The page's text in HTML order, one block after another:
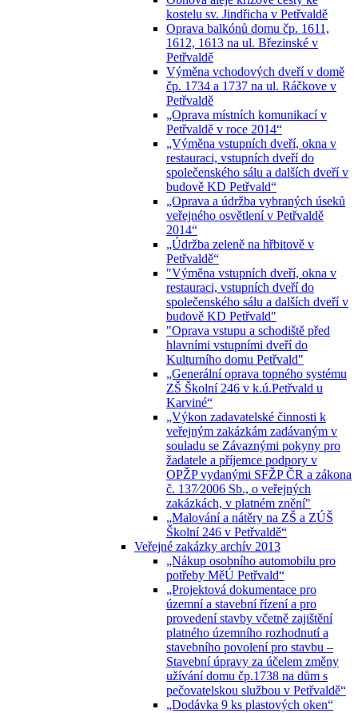
kostelu sv. Jindřicha v Petřvaldě
Oprava balkónů domu čp. 1611,
1612, 1613 na ul. Březinské v
Petřvaldě
Výměna vchodových dveří v domě
čp. 1734 a 1737 na ul. Ráčkove v
Petřvaldě
„Oprava místních komunikací v
Petřvaldě v roce 2014“
„Výměna vstupních dveří, okna v
restauraci, vstupních dveří do
společenského sálu a dalších dveří v
budově KD Petřvald“
„Oprava a údržba vybraných úseků
veřejného osvětlení v Petřvaldě
2014“
„Údržba zeleně na hřbitově v
Petřvaldě“
"Výměna vstupních dveří, okna v
restauraci, vstupních dveří do
společenského sálu a dalších dveří v
budově KD Petřvald"
"Oprava vstupu a schodiště před
hlavními vstupními dveří do
Kulturního domu Petřvald"
„Generální oprava topného systému
ZŠ Školní 246 v k.ú.Petřvald u
Karviné“
„Výkon zadavatelské činnosti k
veřejným zakázkám zadávaným v
souladu se Závaznými pokyny pro
žadatele a příjemce podpory v
OPŽP vydanými SFŽP ČR a zákona
č. 137⁄2006 Sb., o veřejných
zakázkách, v platném znění"
„Malování a nátěry na ZŠ a ZÚŠ
Školní 246 v Petřvaldě“
Veřejné zakázky archív 2013
„Nákup osobního automobilu pro
potřeby MěÚ Petřvald“
„Projektová dokumentace pro
územní a stavební řízení a pro
provedení stavby včetně zajištění
platného územního rozhodnutí a
stavebního povolení pro stavbu –
Stavební úpravy za účelem změny
užívání domu čp.1738 na dům s
pečovatelskou službou v Petřvaldě“
„Dodávka 9 ks plastových oken“